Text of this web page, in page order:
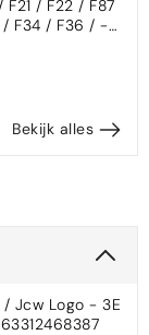
/ F22 / F87
/ F34 / F36 / -
Bekijk alles
Jcw Logo - 3E